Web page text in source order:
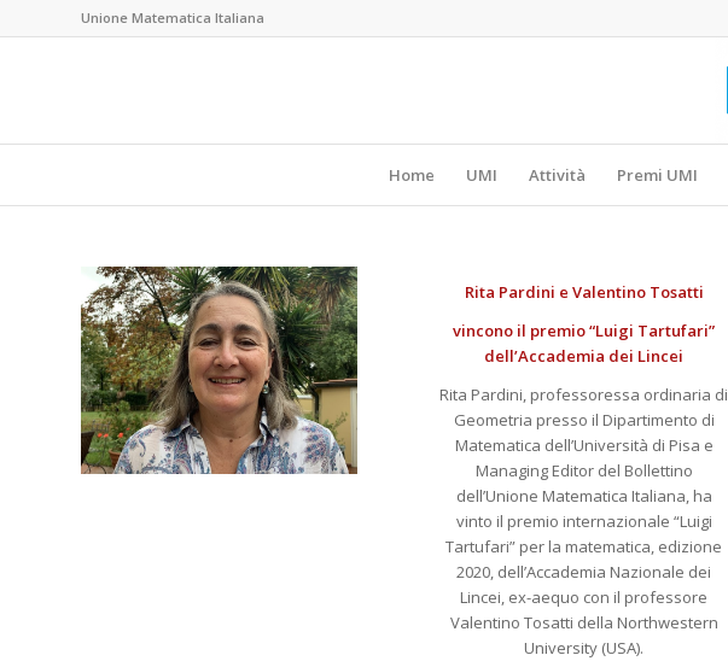
Unione Matematica Italiana
Home UMI Attività Premi UMI
Rita Pardini e Valentino Tosatti
vincono il premio “Luigi Tartufari”
dell’Accademia dei Lincei
Rita Pardini, professoressa ordinaria di
Geometria presso il Dipartimento di
Matematica dell’Università di Pisa e
Managing Editor del Bollettino
dell’Unione Matematica Italiana, ha
vinto il premio internazionale “Luigi
Tartufari” per la matematica, edizione
2020, dell’Accademia Nazionale dei
Lincei, ex-aequo con il professore
Valentino Tosatti della Northwestern
University (USA).